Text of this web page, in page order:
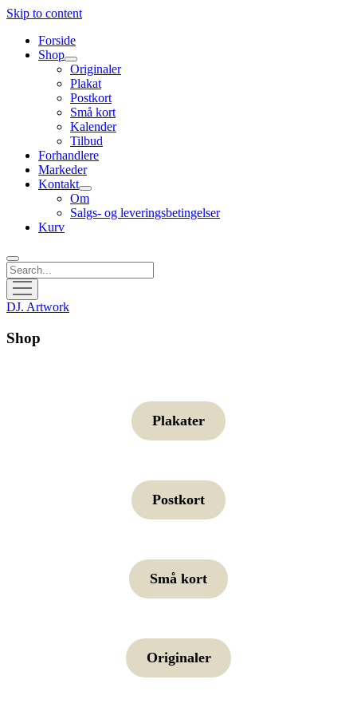
Skip to content
Forside
Shop
open
menu
Originaler
Plakat
Postkort
Små kort
Kalender
Tilbud
Forhandlere
Markeder
Kontakt
open
menu
Om
Salgs- og leveringsbetingelser
Kurv
Search
open
menu
DJ. Artwork
Shop
Plakater
Postkort
Små kort
Originaler